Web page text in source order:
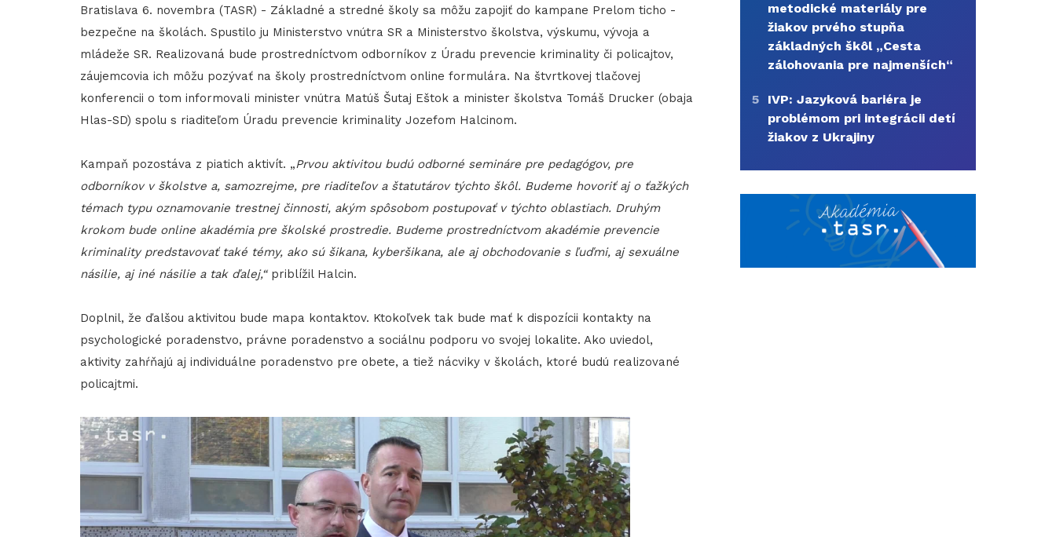
Bratislava 6. novembra (TASR) - Základné a stredné školy sa môžu zapojiť do kampane Prelom ticho -
bezpečne na školách. Spustilo ju Ministerstvo vnútra SR a Ministerstvo školstva, výskumu, vývoja a
mládeže SR. Realizovaná bude prostredníctvom odborníkov z Úradu prevencie kriminality či policajtov,
záujemcovia ich môžu pozývať na školy prostredníctvom online formulára. Na štvrtkovej tlačovej
konferencii o tom informovali minister vnútra Matúš Šutaj Eštok a minister školstva Tomáš Drucker (obaja
Hlas-SD) spolu s riaditeľom Úradu prevencie kriminality Jozefom Halcinom.
Kampaň pozostáva z piatich aktivít. „Prvou aktivitou budú odborné semináre pre pedagógov, pre
odborníkov v školstve a, samozrejme, pre riaditeľov a štatutárov týchto škôl. Budeme hovoriť aj o ťažkých
témach typu oznamovanie trestnej činnosti, akým spôsobom postupovať v týchto oblastiach. Druhým
krokom bude online akadémia pre školské prostredie. Budeme prostredníctvom akadémie prevencie
kriminality predstavovať také témy, ako sú šikana, kyberšikana, ale aj obchodovanie s ľuďmi, aj sexuálne
násilie, aj iné násilie a tak ďalej,“ priblížil Halcin.
Doplnil, že ďalšou aktivitou bude mapa kontaktov. Ktokoľvek tak bude mať k dispozícii kontakty na
psychologické poradenstvo, právne poradenstvo a sociálnu podporu vo svojej lokalite. Ako uviedol,
aktivity zahŕňajú aj individuálne poradenstvo pre obete, a tiež nácviky v školách, ktoré budú realizované
policajtmi.
metodické materiály pre
žiakov prvého stupňa
základných škôl „Cesta
zálohovania pre najmenších“
5
IVP: Jazyková bariéra je
problémom pri integrácii detí
žiakov z Ukrajiny